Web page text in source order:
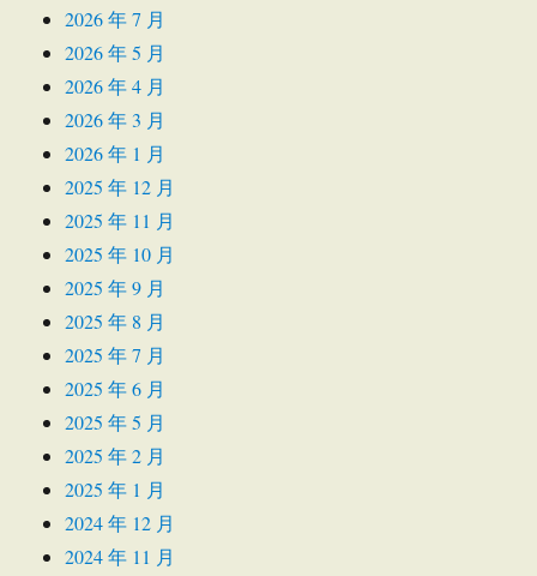
2026 年 7 月
2026 年 5 月
2026 年 4 月
2026 年 3 月
2026 年 1 月
2025 年 12 月
2025 年 11 月
2025 年 10 月
2025 年 9 月
2025 年 8 月
2025 年 7 月
2025 年 6 月
2025 年 5 月
2025 年 2 月
2025 年 1 月
2024 年 12 月
2024 年 11 月